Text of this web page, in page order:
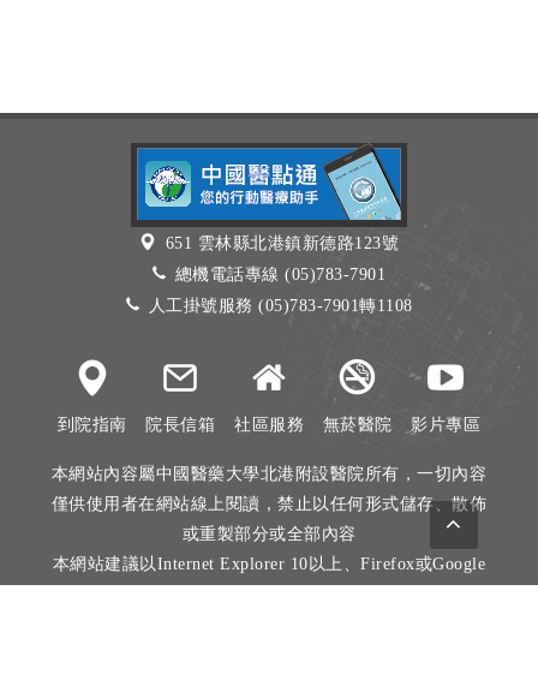
651 雲林縣北港鎮新德路123號
總機電話專線 (05)783-7901
人工掛號服務 (05)783-7901轉1108
到院指南 院長信箱 社區服務 無菸醫院 影片專區
本網站內容屬中國醫藥大學北港附設醫院所有，一切內容
僅供使用者在網站線上閱讀，禁止以任何形式儲存、散佈
或重製部分或全部內容
本網站建議以Internet Explorer 10以上、Firefox或Google